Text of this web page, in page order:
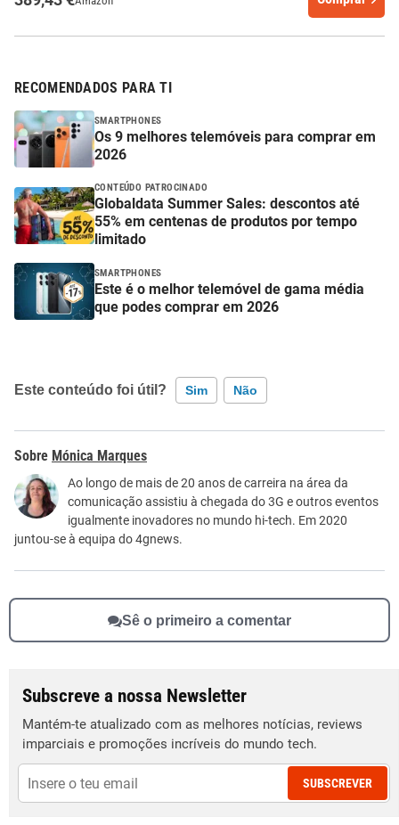
RECOMENDADOS PARA TI
SMARTPHONES
Os 9 melhores telemóveis para comprar em
2026
CONTEÚDO PATROCINADO
Globaldata Summer Sales: descontos até
55% em centenas de produtos por tempo
limitado
SMARTPHONES
Este é o melhor telemóvel de gama média
que podes comprar em 2026
Este conteúdo foi útil? Sim Não
Este conteúdo contém informação incorreta
Este conteúdo não tem a informação que procuro
Outro
Mónica Marques
Ao longo de mais de 20 anos de carreira na área da
comunicação assistiu à chegada do 3G e outros eventos
igualmente inovadores no mundo hi-tech. Em 2020
juntou-se à equipa do 4gnews.
Sê o primeiro a comentar
Subscreve a nossa Newsletter
Mantém-te atualizado com as melhores notícias, reviews
imparciais e promoções incríveis do mundo tech.
SUBSCREVER